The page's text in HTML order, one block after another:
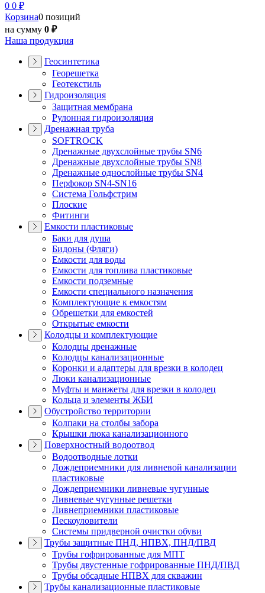
0 0 ₽
Корзина0 позиций
на сумму 0 ₽
Наша продукция
Геосинтетика
Георешетка
Геотекстиль
Гидроизоляция
Защитная мембрана
Рулонная гидроизоляция
Дренажная труба
SOFTROCK
Дренажные двухслойные трубы SN6
Дренажные двухслойные трубы SN8
Дренажные однослойные трубы SN4
Перфокор SN4-SN16
Система Гольфстрим
Плоские
Фитинги
Емкости пластиковые
Баки для душа
Бидоны (Фляги)
Емкости для воды
Емкости для топлива пластиковые
Емкости подземные
Емкости специального назначения
Комплектующие к емкостям
Обрешетки для емкостей
Открытые емкости
Колодцы и комплектующие
Колодцы дренажные
Колодцы канализационные
Коронки и адаптеры для врезки в колодец
Люки канализационные
Муфты и манжеты для врезки в колодец
Кольца и элементы ЖБИ
Обустройство территории
Колпаки на столбы забора
Крышки люка канализационного
Поверхностный водоотвод
Водоотводные лотки
Дождеприемники для ливневой канализации
пластиковые
Дождеприемники ливневые чугунные
Ливневые чугунные решетки
Ливнеприемники пластиковые
Пескоуловители
Системы придверной очистки обуви
Трубы защитные ПНД, НПВХ, ПНД/ПВД
Трубы гофрированные для МПТ
Трубы двустенные гофрированные ПНД/ПВД
Трубы обсадные НПВХ для скважин
Трубы канализационные пластиковые